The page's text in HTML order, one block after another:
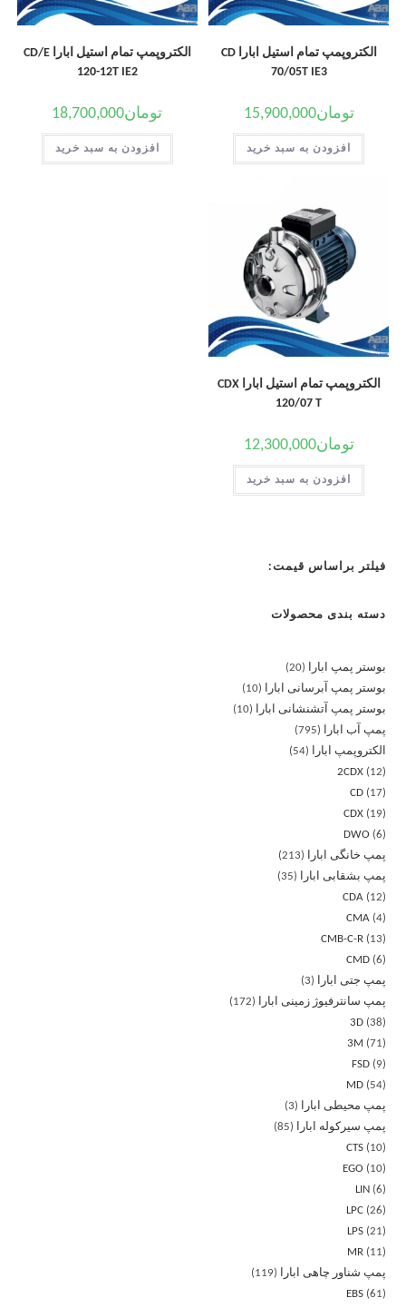
الکتروپمپ تمام استیل ابارا CD
70/05T IE3
تومان15,900,000
افزودن به سبد خرید
الکتروپمپ تمام استیل ابارا CD/E
120-12T IE2
تومان18,700,000
افزودن به سبد خرید
الکتروپمپ تمام استیل ابارا CDX
120/07 T
تومان12,300,000
افزودن به سبد خرید
فیلتر براساس قیمت:
دسته بندی محصولات
بوستر پمپ ابارا
20
بوستر پمپ آبرسانی ابارا
10
بوستر پمپ آتشنشانی ابارا
10
پمپ آب ابارا
795
الکتروپمپ ابارا
54
2CDX
12
CD
17
CDX
19
DWO
6
پمپ خانگی ابارا
213
پمپ بشقابی ابارا
35
CDA
12
CMA 4
CMB-C-R
13
CMD 6
پمپ جتی ابارا
3
پمپ سانترفیوژ زمینی ابارا
172
3D 38
3M
71
FSD
9
MD
54
پمپ محیطی ابارا
3
پمپ سیرکوله ابارا
85
CTS
10
EGO
10
LIN
6
LPC 26
LPS 21
MR
11
پمپ شناور چاهی ابارا
119
EBS 61